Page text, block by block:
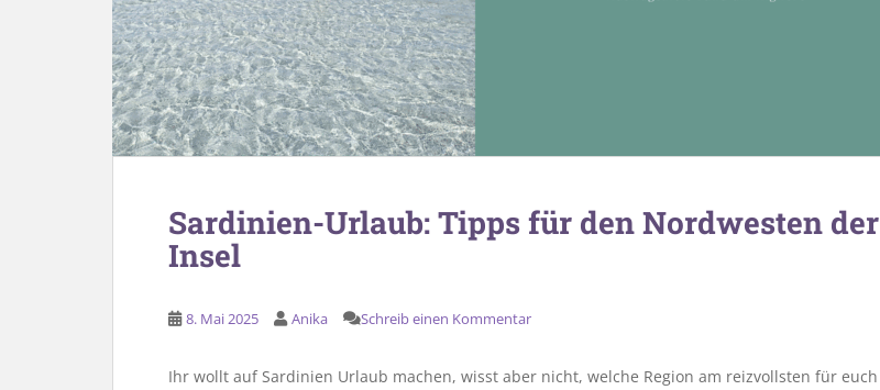
Sardinien-Urlaub: Tipps für den Nordwesten der
Insel
8. Mai 2025 Anika Schreib einen Kommentar
Ihr wollt auf Sardinien Urlaub machen, wisst aber nicht, welche Region am reizvollsten für euch